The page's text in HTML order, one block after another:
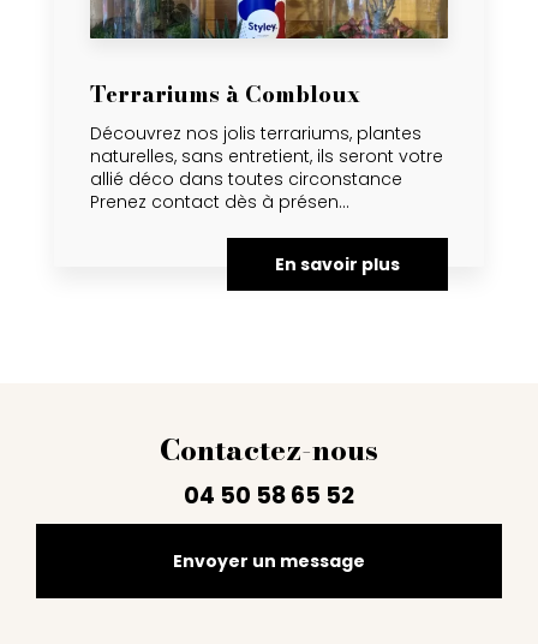
Terrariums à Combloux
Découvrez nos jolis terrariums, plantes
naturelles, sans entretient, ils seront votre
allié déco dans toutes circonstance
Prenez contact dès à présen...
En savoir plus
Contactez-nous
04 50 58 65 52
Envoyer un message